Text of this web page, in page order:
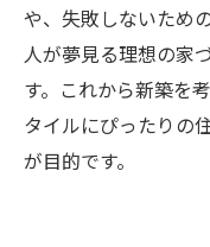
や、失敗しないため
人が夢見る理想の家
す。これから新築を
タイルにぴったりの
が目的です。